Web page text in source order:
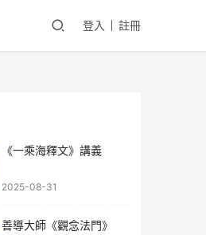
登入 註冊
《一乘海釋文》講義
2025-08-31
善導大師《觀念法門》